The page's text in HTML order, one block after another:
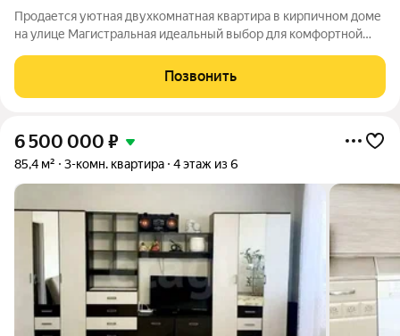
Продается уютная двухкомнатная квартира в кирпичном доме
на улице Магистральная идеальный выбор для комфортной
расположение: в шаговой доступности находятся магазины,
детские сады "Журавушка"
Позвонить
6 500 000 ₽
85,4 м² 3-комн. квартира 4 этаж из 6